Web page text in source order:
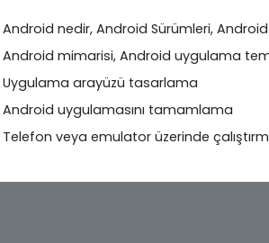
Android nedir, Android Sürümleri,
Android mimarisi, Android uygulama
Uygulama arayüzü tasarlama
Android uygulamasını tamamlama
Telefon veya emulator üzerinde